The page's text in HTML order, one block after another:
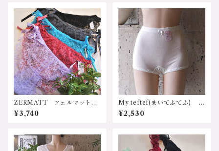
ZERMATT ツェルマット 1
088 レースヒモショーツ
Ｍサイズ 日本製
¥3,740
My teftef(まいてふてふ) ふ
わふわコットンシリーズ 1分
丈ショーツ
¥2,530